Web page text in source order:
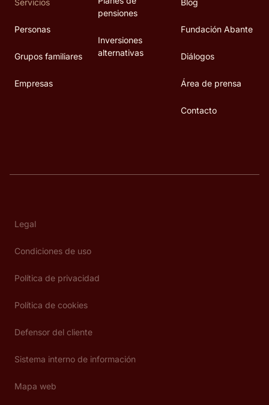
Servicios
Personas
Grupos familiares
Empresas
pensiones
Inversiones
alternativas
Blog
Fundación Abante
Diálogos
Área de prensa
Contacto
Legal
Condiciones de uso
Política de privacidad
Política de cookies
Defensor del cliente
Sistema interno de información
Mapa web